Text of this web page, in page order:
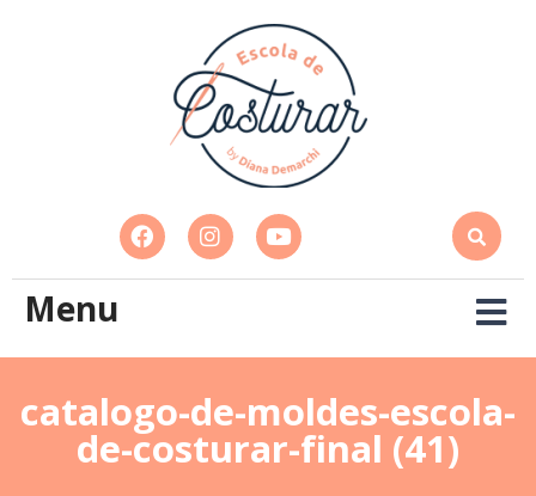
Menu
catalogo-de-moldes-escola-
de-costurar-final (41)